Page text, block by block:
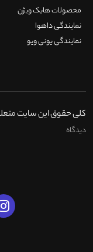
محصولات هایک ویژن
نمایندگی داهوا
نمایندگی یونی ویو
کلی حقوق این سایت
دیدگاه